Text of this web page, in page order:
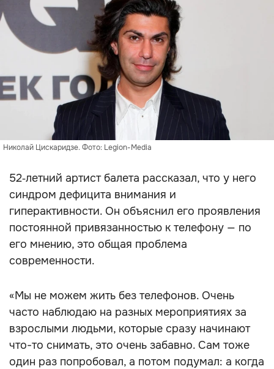
Николай Цискаридзе. Фото: Legion-Media
52‑летний артист балета рассказал, что у него
синдром дефицита внимания и
гиперактивности. Он объяснил его проявления
постоянной привязанностью к телефону — по
его мнению, это общая проблема
современности.
«Мы не можем жить без телефонов. Очень
часто наблюдаю на разных мероприятиях за
взрослыми людьми, которые сразу начинают
что-то снимать, это очень забавно. Сам тоже
один раз попробовал, а потом подумал: а когда